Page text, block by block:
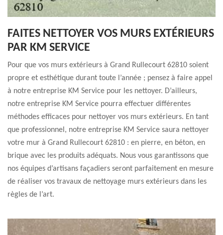
FAITES NETTOYER VOS MURS EXTÉRIEURS
PAR KM SERVICE
Pour que vos murs extérieurs à Grand Rullecourt 62810 soient
propre et esthétique durant toute l’année ; pensez à faire appel
à notre entreprise KM Service pour les nettoyer. D’ailleurs,
notre entreprise KM Service pourra effectuer différentes
méthodes efficaces pour nettoyer vos murs extérieurs. En tant
que professionnel, notre entreprise KM Service saura nettoyer
votre mur à Grand Rullecourt 62810 : en pierre, en béton, en
brique avec les produits adéquats. Nous vous garantissons que
nos équipes d’artisans façadiers seront parfaitement en mesure
de réaliser vos travaux de nettoyage murs extérieurs dans les
règles de l’art.